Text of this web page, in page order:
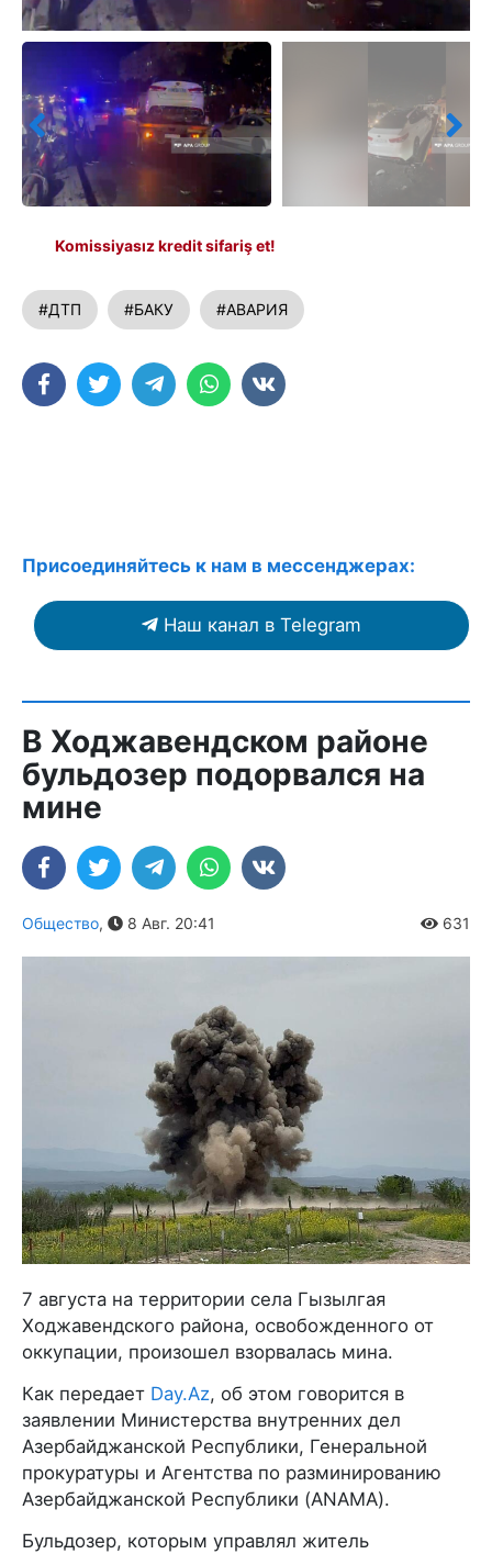
Komissiyasız kredit sifariş et!
#ДТП #БАКУ #АВАРИЯ
Присоединяйтесь к нам в мессенджерах:
Наш канал в Telegram
В Ходжавендском районе
бульдозер подорвался на
мине
Общество, 8 Авг. 20:41 631
7 августа на территории села Гызылгая
Ходжавендского района, освобожденного от
оккупации, произошел взорвалась мина.
Как передает Day.Az, об этом говорится в
заявлении Министерства внутренних дел
Азербайджанской Республики, Генеральной
прокуратуры и Агентства по разминированию
Азербайджанской Республики (ANAMA).
Бульдозер, которым управлял житель